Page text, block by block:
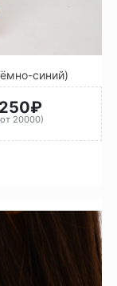
синий)
250₽
20000)